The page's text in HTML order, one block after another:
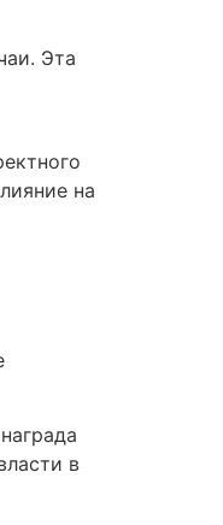
Эта
на
в